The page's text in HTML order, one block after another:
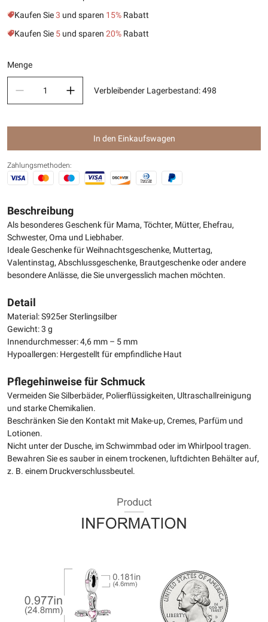
Kaufen Sie3 und sparen 15% Rabatt
Kaufen Sie 5 und sparen 20% Rabatt
Menge
Verbleibender Lagerbestand:498
In den Einkaufswagen
Zahlungsmethoden:
Beschreibung
Als besonderes Geschenk für Mama, Töchter, Mütter, Ehefrau,
Schwester, Oma und Liebhaber.
Ideale Geschenke für Weihnachtsgeschenke, Muttertag,
Valentinstag, Abschlussgeschenke, Brautgeschenke oder andere
besondere Anlässe, die Sie unvergesslich machen möchten.
Detail
Material: S925er Sterlingsilber
Gewicht: 3 g
Innendurchmesser: 4,6 mm – 5 mm
Hypoallergen: Hergestellt für empfindliche Haut
Pflegehinweise für Schmuck
Vermeiden Sie Silberbäder, Polierflüssigkeiten, Ultraschallreinigung
und starke Chemikalien.
Beschränken Sie den Kontakt mit Make-up, Cremes, Parfüm und
Lotionen.
Nicht unter der Dusche, im Schwimmbad oder im Whirlpool tragen.
Bewahren Sie es sauber in einem trockenen, luftdichten Behälter auf,
z. B. einem Druckverschlussbeutel.